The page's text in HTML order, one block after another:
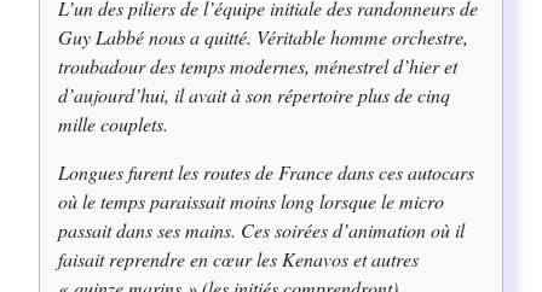
L’un des piliers de l’équipe initiale des randonneurs de
Guy Labbé nous a quitté. Véritable homme orchestre,
troubadour des temps modernes, ménestrel d’hier et
d’aujourd’hui, il avait à son répertoire plus de cinq
mille couplets.
Longues furent les routes de France dans ces autocars
où le temps paraissait moins long lorsque le micro
passait dans ses mains. Ces soirées d’animation où il
faisait reprendre en cœur les Kenavos et autres